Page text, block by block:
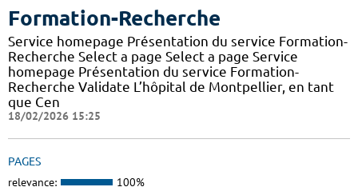
Formation-Recherche
Service homepage Présentation du service Formation-
Recherche Select a page Select a page Service
homepage Présentation du service Formation-
Recherche Validate L’hôpital de Montpellier, en tant
que Cen
18/02/2026 15:25
PAGES
relevance: 100%